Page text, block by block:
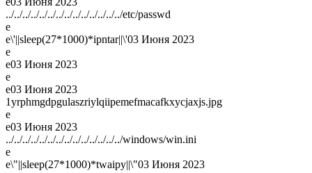
../../../../../../../../../../../../../../etc/passwd
e
e\'||sleep(27*1000)*ipntar||\'03 Июня 2023
e
e03 Июня 2023
e
e03 Июня 2023
1yrphmgdpgulaszriylqiipemefmacafkxycjaxjs.jpg
e
e03 Июня 2023
../../../../../../../../../../../../../../windows/win.ini
e
e\"||sleep(27*1000)*twaipy||\"03 Июня 2023